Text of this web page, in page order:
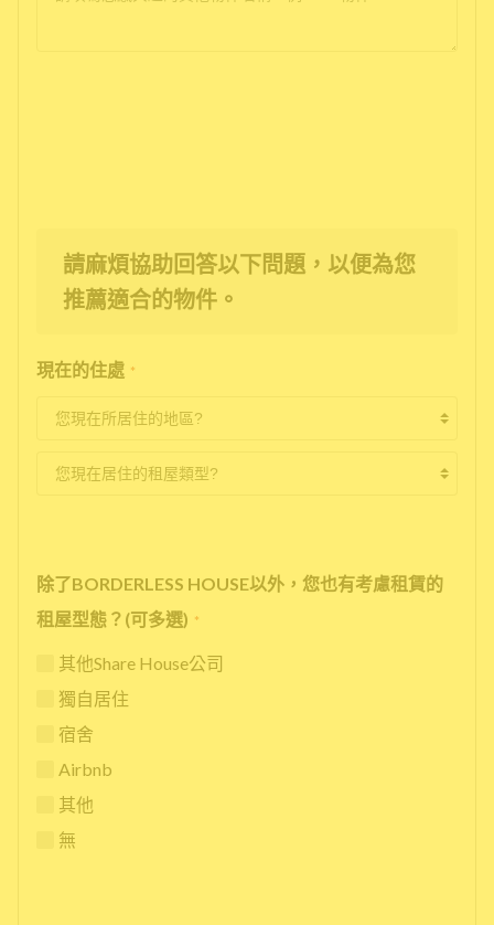
請麻煩協助回答以下問題，以便為您
推薦適合的物件。
現在的住處 *
除了BORDERLESS HOUSE以外，您也有考慮租賃的
租屋型態？(可多選) *
其他Share House公司
獨自居住
宿舍
Airbnb
其他
無